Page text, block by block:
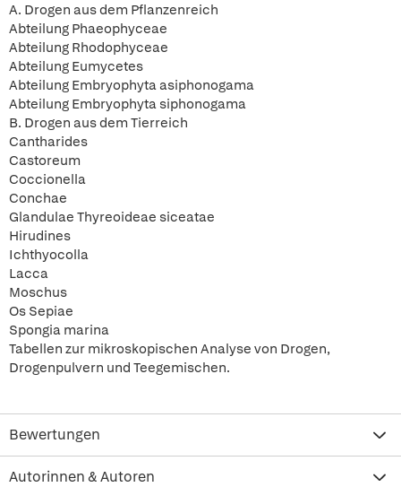
A. Drogen aus dem Pflanzenreich
Abteilung Phaeophyceae
Abteilung Rhodophyceae
Abteilung Eumycetes
Abteilung Embryophyta asiphonogama
Abteilung Embryophyta siphonogama
B. Drogen aus dem Tierreich
Cantharides
Castoreum
Coccionella
Conchae
Glandulae Thyreoideae siceatae
Hirudines
Ichthyocolla
Lacca
Moschus
Os Sepiae
Spongia marina
Tabellen zur mikroskopischen Analyse von Drogen,
Drogenpulvern und Teegemischen.
Bewertungen
Autorinnen & Autoren